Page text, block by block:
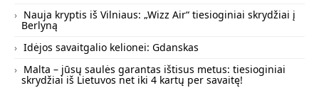
Nauja kryptis iš Vilniaus: „Wizz Air“ tiesioginiai skrydžiai į
Berlyną
Idėjos savaitgalio kelionei: Gdanskas
Malta – jūsų saulės garantas ištisus metus: tiesioginiai
skrydžiai iš Lietuvos net iki 4 kartų per savaitę!